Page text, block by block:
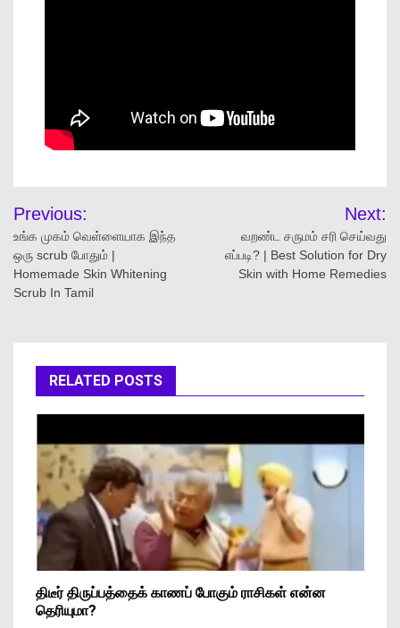
Previous:
உங்க முகம் வெள்ளையாக இந்த
ஒரு scrub போதும் |
Homemade Skin Whitening
Scrub In Tamil
Next:
வறண்ட சருமம் சரி செய்வது
எப்படி? | Best Solution for Dry
Skin with Home Remedies
RELATED POSTS
திடீர் திருப்பத்தைக் காணப் போகும் ராசிகள் என்ன
தெரியுமா?